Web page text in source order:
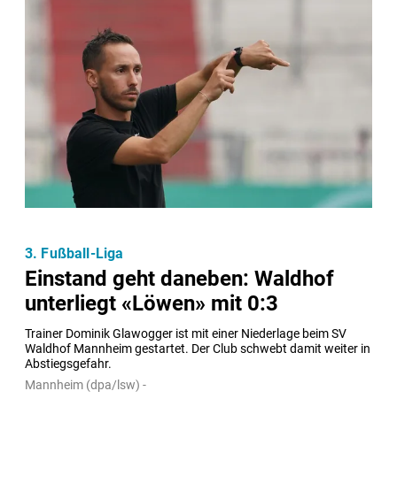
Einstand geht daneben: Waldhof
unterliegt «Löwen» mit 0:3
Trainer Dominik Glawogger ist mit einer Niederlage beim SV
Waldhof Mannheim gestartet. Der Club schwebt damit weiter in
Abstiegsgefahr.
3. Fußball-Liga
Mannheim (dpa/lsw) -